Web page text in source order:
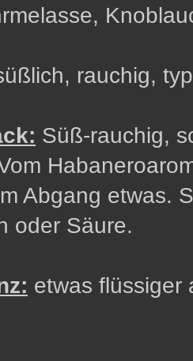
rauchig,
Süß-rauchig,
Abgang etwas.
oder Säure.
etwas flüssiger